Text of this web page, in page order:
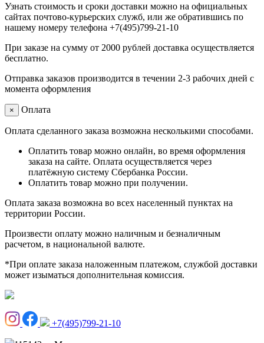
Узнать стоимость и сроки доставки можно на официальных
сайтах почтово-курьерских служб, или же обратившись по
нашему номеру телефона +7(495)799-21-10
При заказе на сумму от 2000 рублей доставка осуществляется
бесплатно.
Отправка заказов производится в течении 2-3 рабочих дней с
момента оформления
× Оплата
Оплата сделанного заказа возможна несколькими способами.
Оплатить товар можно онлайн, во время оформления
заказа на сайте. Оплата осуществляется через
платёжную систему Сбербанка России.
Оплатить товар можно при получении.
Оплата заказа возможна во всех населенный пунктах на
территории России.
Произвести оплату можно наличным и безналичным
расчетом, в национальной валюте.
*При оплате заказа наложенным платежом, службой доставки
может изыматься дополнительная комиссия.
+7(495)799-21-10